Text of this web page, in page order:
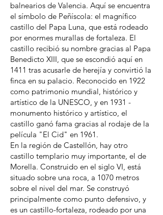
balnearios de Valencia. Aquí se encuentra
el símbolo de Peñíscola: el magnífico
castillo del Papa Luna, que está rodeado
por enormes murallas de fortaleza. El
castillo recibió su nombre gracias al Papa
Benedicto XIII, que se escondió aquí en
1411 tras acusarle de herejía y convirtió la
finca en su palacio. Reconocido en 1922
como patrimonio mundial, histórico y
artístico de la UNESCO, y en 1931 -
monumento histórico y artístico, el
castillo ganó fama gracias al rodaje de la
película "El Cid" en 1961.
En la región de Castellón, hay otro
castillo templario muy importante, el de
Morella. Construido en el siglo VI, está
situado sobre una roca, a 1070 metros
sobre el nivel del mar. Se construyó
principalmente como punto defensivo, y
es un castillo-fortaleza, rodeado por una